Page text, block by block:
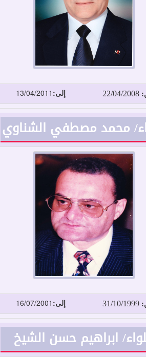
22/04/2008 إلى: 13/04/2011
محمد مصطفي الشناوي
31/10/1999 إلى: 16/07/2001
ابراهيم حسن الشيخ